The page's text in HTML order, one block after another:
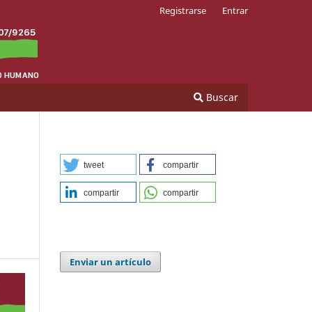
Buscar
Registrarse Entrar
tweet compartir
compartir compartir
Enviar un artículo